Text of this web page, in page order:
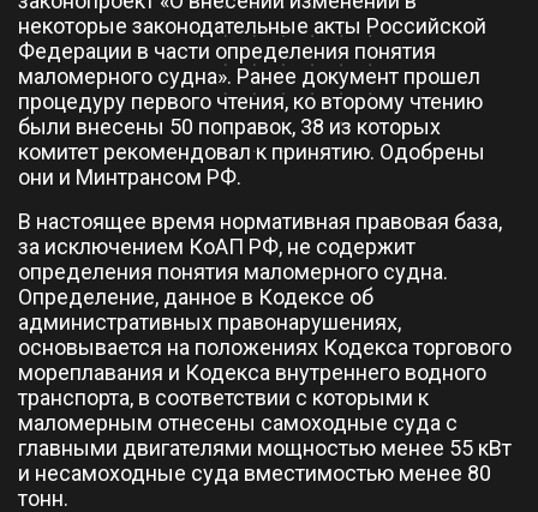
некоторые законодательные акты Российской
Федерации в части определения понятия
маломерного судна». Ранее документ прошел
процедуру первого чтения, ко второму чтению
были внесены 50 поправок, 38 из которых
комитет рекомендовал к принятию. Одобрены
они и Минтрансом РФ.
В настоящее время нормативная правовая база,
за исключением КоАП РФ, не содержит
определения понятия маломерного судна.
Определение, данное в Кодексе об
административных правонарушениях,
основывается на положениях Кодекса торгового
мореплавания и Кодекса внутреннего водного
транспорта, в соответствии с которыми к
маломерным отнесены самоходные суда с
главными двигателями мощностью менее 55 кВт
и несамоходные суда вместимостью менее 80
тонн.